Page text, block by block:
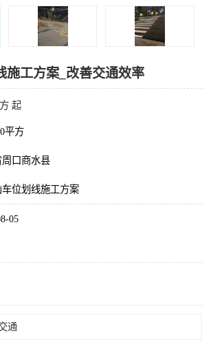
施工方案_改善交通效率
起
平方
口商水县
位划线施工方案
05
通